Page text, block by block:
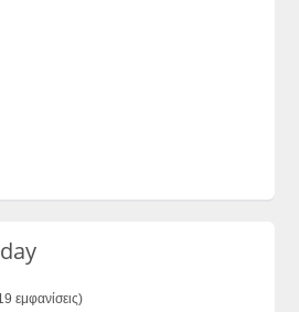
εμφανίσεις)